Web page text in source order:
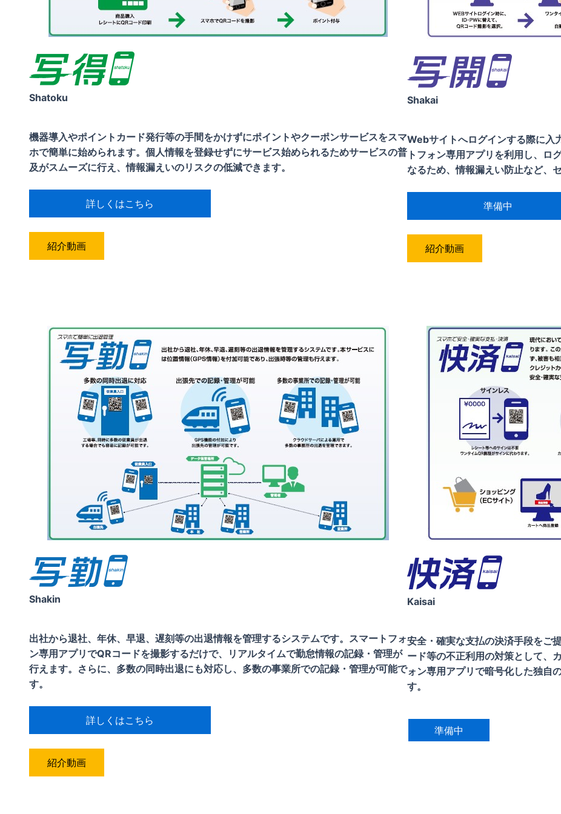
Shatoku
機器導入やポイントカード発行等の手間をかけずにポイントやクーポンサービスをスマ
ホで簡単に始められます。個人情報を登録せずにサービス始められるためサービスの普
及がスムーズに行え、情報漏えいのリスクの低減できます。
詳しくはこちら
紹介動画
Shakai
Webサイトへログインする際に入
トフォン専用アプリを利用し、ロ
なるため、情報漏えい防止など、
準備中
紹介動画
Shakin
出社から退社、年休、早退、遅刻等の出退情報を管理するシステムです。スマートフォ
ン専用アプリでQRコードを撮影するだけで、リアルタイムで勤怠情報の記録・管理が
行えます。さらに、多数の同時出退にも対応し、多数の事業所での記録・管理が可能で
す。
詳しくはこちら
紹介動画
Kaisai
安全・確実な支払の決済手段をご
ード等の不正利用の対策として、
ォン専用アプリで暗号化した独自
す。
準備中